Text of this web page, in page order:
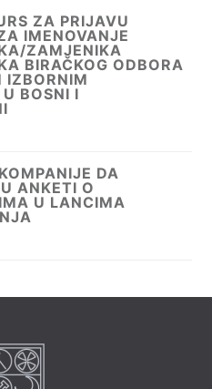
ZA PRIJAVU
IMENOVANJE
ZAMJENIKA
BIRAČKOG ODBORA
IZBORNIM
BOSNI I
DA
ANKETI O
U LANCIMA